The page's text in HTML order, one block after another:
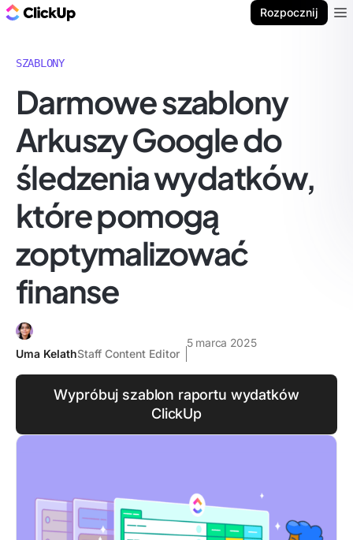
Rozpocznij
SZABLONY
Darmowe szablony
Arkuszy Google do
śledzenia wydatków,
które pomogą
zoptymalizować
finanse
Uma KelathStaff Content Editor
5 marca 2025
Wypróbuj szablon raportu wydatków
ClickUp